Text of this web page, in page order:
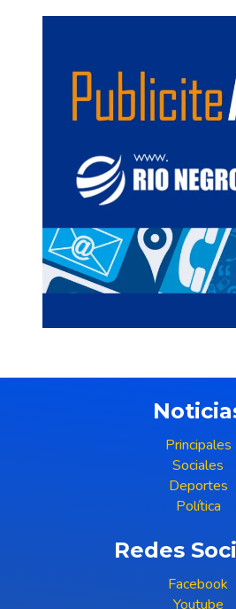
Principales
Sociales
Deportes
Política
Redes
Facebook
Youtube